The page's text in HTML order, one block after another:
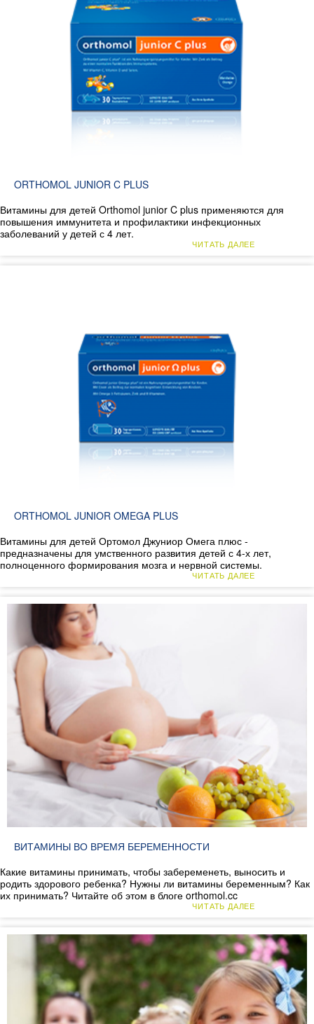
ORTHOMOL JUNIOR C PLUS
Витамины для детей Orthomol junior C plus применяются для
повышения иммунитета и профилактики инфекционных
заболеваний у детей с 4 лет.
ЧИТАТЬ ДАЛЕЕ
ORTHOMOL JUNIOR OMEGA PLUS
Витамины для детей Ортомол Джуниор Омега плюс -
предназначены для умственного развития детей с 4-х лет,
полноценного формирования мозга и нервной системы.
ЧИТАТЬ ДАЛЕЕ
ВИТАМИНЫ ВО ВРЕМЯ БЕРЕМЕННОСТИ
Какие витамины принимать, чтобы забеременеть, выносить и
родить здорового ребенка? Нужны ли витамины беременным? Как
их принимать? Читайте об этом в блоге orthomol.cc
ЧИТАТЬ ДАЛЕЕ